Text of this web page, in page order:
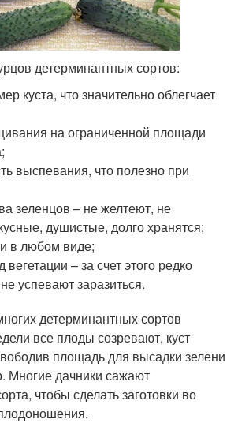
детерминантных сортов:
куста, что значительно облегчает
на ограниченной площади
выспевания, что полезно при
зеленцов – не желтеют, не
душистые, долго хранятся;
в любом виде;
вегетации – за счет этого редко
успевают заразиться.
детерминантных сортов
все плоды созревают, куст
площадь для высадки зелени
Многие дачники сажают
чтобы сделать заготовки во